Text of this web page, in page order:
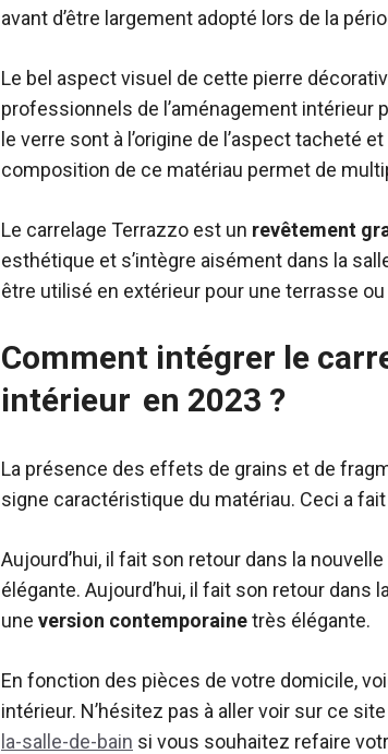
avant d’être largement adopté lors de la
Le bel aspect visuel de cette pierre
professionnels de l’aménagement intérieur
le verre sont à l’origine de l’aspect tacheté
composition de ce matériau permet de
Le carrelage Terrazzo est un revêtement
esthétique et s’intègre aisément dans la
être utilisé en extérieur pour une terrasse ou
Comment intégrer le
intérieur en 2023 ?
La présence des effets de grains et de
signe caractéristique du matériau. Ceci a
Aujourd’hui, il fait son retour dans la
élégante. Aujourd’hui, il fait son retour dans
une version contemporainetrès élégante.
En fonction des pièces de votre domicile,
intérieur. N’hésitez pas à aller voir sur ce site
la-salle-de-bain si vous souhaitez refaire